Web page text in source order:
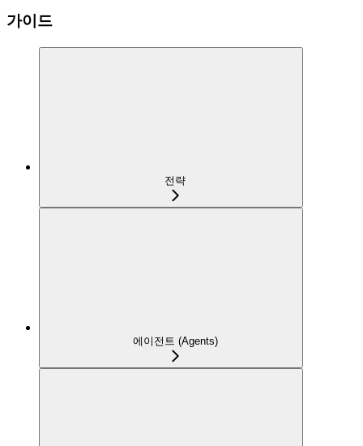
가이드
전략
에이전트 (Agents)